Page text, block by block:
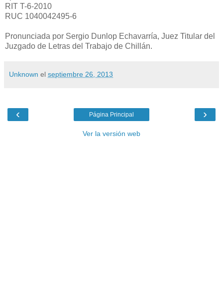
RIT T-6-2010
RUC 1040042495-6
Pronunciada por Sergio Dunlop Echavarría, Juez Titular del
Juzgado de Letras del Trabajo de Chillán.
Unknown el septiembre 26, 2013
‹ ›
Página Principal
Ver la versión web